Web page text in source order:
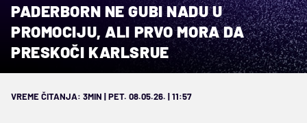
PADERBORN NE GUBI NADU U
PROMOCIJU, ALI PRVO MORA DA
PRESKOČI KARLSRUE
VREME ČITANJA: 3MIN | PET. 08.05.26. | 11:57